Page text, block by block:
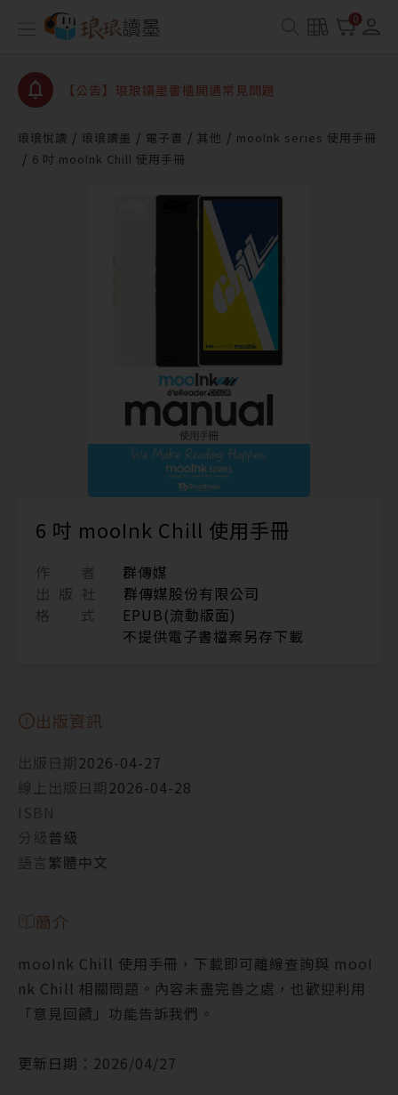
0
【公告】因 Readmoo 讀墨系統維護中，本站同步暫
停部分閱讀服務
【公告】琅琅讀墨書櫃開通常見問題
請圖文教學
【公告】琅琅書店服務升級重要說明及資產合併結果
查詢
琅琅悅讀 琅琅讀墨 電子書 其他
mooInk series 使用手冊
6 吋 mooInk Chill 使用手冊
6 吋 mooInk Chill 使用手冊
作 者
群傳媒
出 版 社
群傳媒股份有限公司
格 式
EPUB(流動版面)
不提供電子書檔案另存下載
出版資訊
出版日期2026-04-27
線上出版日期2026-04-28
ISBN
分級普級
語言繁體中文
簡介
mooInk Chill 使用手冊，下載即可離線查詢與 mooI
nk Chill 相關問題。內容未盡完善之處，也歡迎利用
「意見回饋」功能告訴我們。
更新日期：2026/04/27